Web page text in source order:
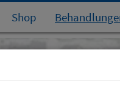
Shop
Kartäuserhof 24